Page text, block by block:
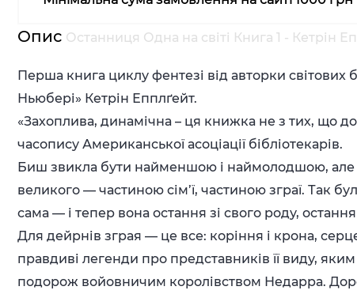
Опис Останниця Одна на світі Книга 1 - Кетрін
Перша книга циклу фентезі від авторки
Ньюбері» Кетрін Епплґейт.
«Захоплива, динамічна – ця книжка не з тих, що
часопису Американської асоціації бібліотекарів.
Биш звикла бути найменшою і наймолодшою, але
великого — частиною сім’ї, частиною зграї. Так
сама — і тепер вона остання зі свого роду,
Для дейрнів зграя — це все: коріння і крона,
правдиві легенди про представників її виду,
подорож войовничим королівством Недарра.